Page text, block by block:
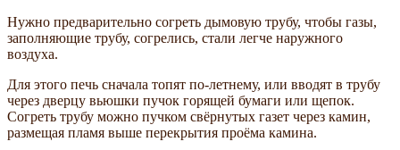
Нужно предварительно согреть дымовую трубу, чтобы газы,
заполняющие трубу, согрелись, стали легче наружного
воздуха.
Для этого печь сначала топят по-летнему, или вводят в трубу
через дверцу вьюшки пучок горящей бумаги или щепок.
Согреть трубу можно пучком свёрнутых газет через камин,
размещая пламя выше перекрытия проёма камина.